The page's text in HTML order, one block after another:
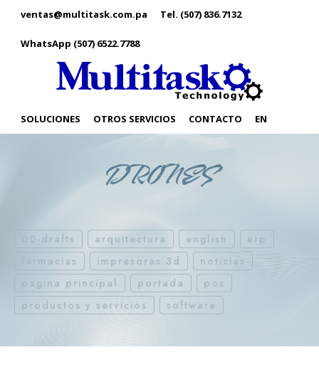
ventas@multitask.com.pa Tel. (507) 836.7132
WhatsApp (507) 6522.7788
SOLUCIONES OTROS SERVICIOS CONTACTO EN
DRONES
00-drafts arquitectura english
erp
farmacias
impresoras 3d
noticias
pagina principal
portada
pos
productos y servicios
software